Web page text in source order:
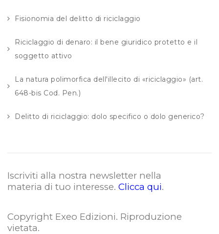
Fisionomia del delitto di riciclaggio
Riciclaggio di denaro: il bene giuridico protetto e il
soggetto attivo
La natura polimorfica dell'illecito di «riciclaggio» (art.
648-bis Cod. Pen.)
Delitto di riciclaggio: dolo specifico o dolo generico?
Iscriviti alla nostra newsletter nella
materia di tuo interesse. Clicca qui.
Copyright Exeo Edizioni. Riproduzione
vietata.